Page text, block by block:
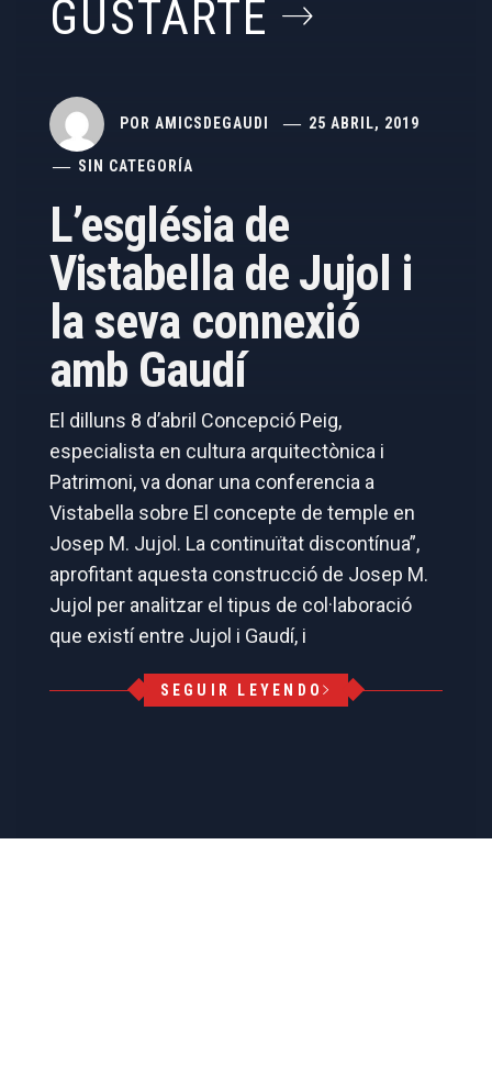
GUSTARTE
POR AMICSDEGAUDI 25 ABRIL, 2019
SIN CATEGORÍA
L’església de
Vistabella de Jujol i
la seva connexió
amb Gaudí
El dilluns 8 d’abril Concepció Peig,
especialista en cultura arquitectònica i
Patrimoni, va donar una conferencia a
Vistabella sobre El concepte de temple en
Josep M. Jujol. La continuïtat discontínua”,
aprofitant aquesta construcció de Josep M.
Jujol per analitzar el tipus de col·laboració
que existí entre Jujol i Gaudí, i
SEGUIR LEYENDO